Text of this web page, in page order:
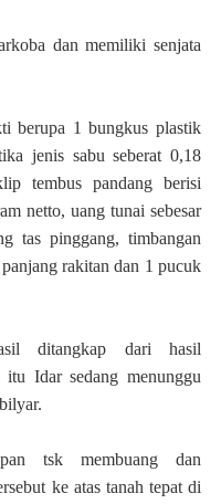
dan memiliki senjata
berupa 1 bungkus plastik
jenis sabu seberat 0,18
tembus pandang berisi
netto, uang tunai sebesar
tas pinggang, timbangan
rakitan dan 1 pucuk
ditangkap dari hasil
itu Idar sedang menunggu
tsk membuang dan
ke atas tanah tepat di